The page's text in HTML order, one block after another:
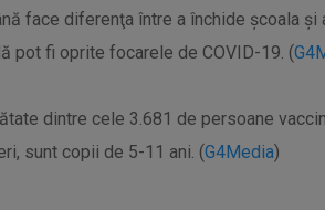
face diferenţa între a închide şcoala
pot fi oprite focarele de COVID-19. (
dintre cele 3.681 de persoane
sunt copii de 5-11 ani. (G4Media)